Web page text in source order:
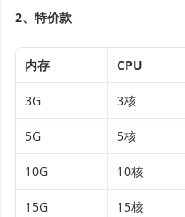
2、特价款
内存 CPU
3G 3核
5G 5核
10G 10核
15G 15核